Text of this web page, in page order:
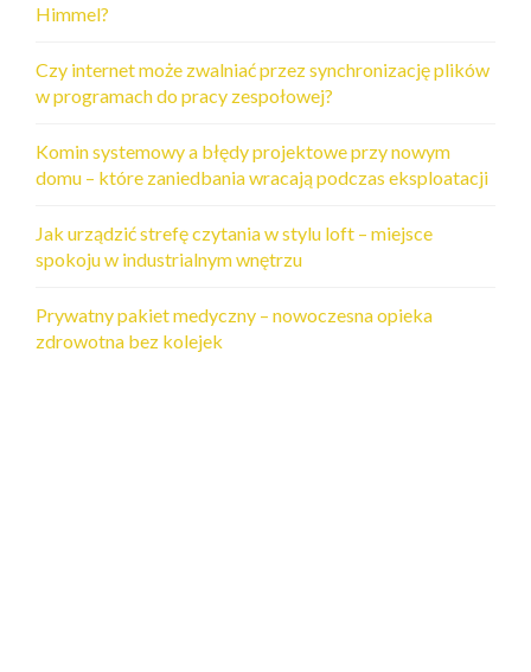
Himmel?
Czy internet może zwalniać przez synchronizację plików
w programach do pracy zespołowej?
Komin systemowy a błędy projektowe przy nowym
domu – które zaniedbania wracają podczas eksploatacji
Jak urządzić strefę czytania w stylu loft – miejsce
spokoju w industrialnym wnętrzu
Prywatny pakiet medyczny – nowoczesna opieka
zdrowotna bez kolejek